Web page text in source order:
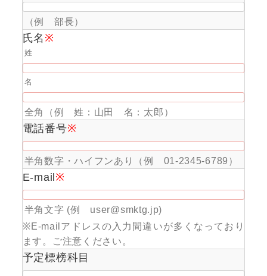
（例 部長）
氏名 ※
姓
名
全角（例 姓：山田 名：太郎）
電話番号※
半角数字・ハイフンあり（例 01-2345-6789）
E-mail※
半角文字 (例 user@smktg.jp)
※E-mailアドレスの入力間違いが多くなっており
ます。ご注意ください。
予定標榜科目